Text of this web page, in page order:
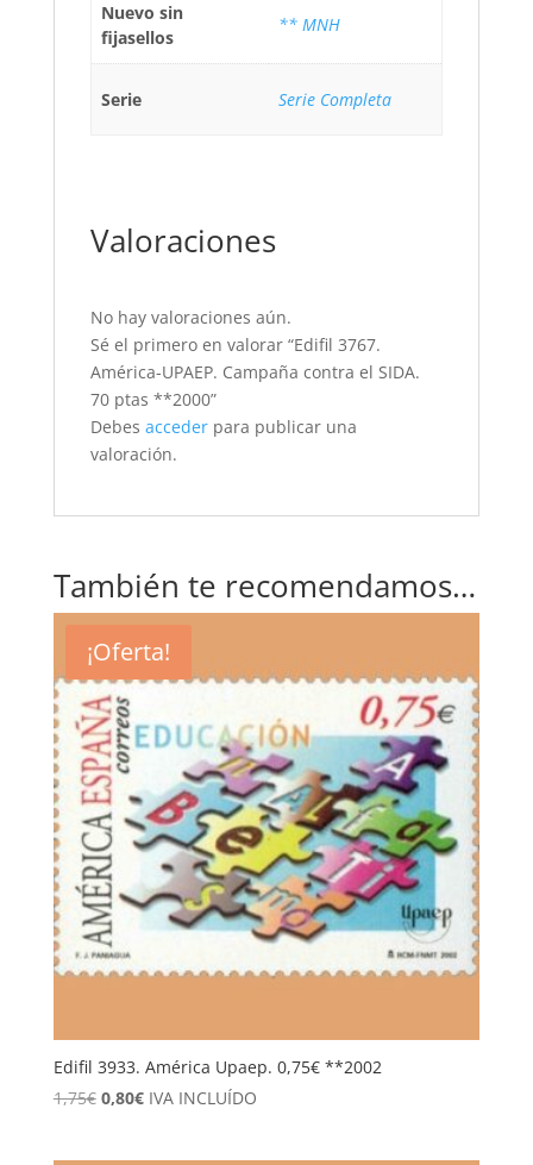
Nuevo sin
fijasellos
** MNH
Serie Serie Completa
Valoraciones
No hay valoraciones aún.
Sé el primero en valorar “Edifil 3767.
América-UPAEP. Campaña contra el SIDA.
70 ptas **2000”
Debes accederpara publicar una
valoración.
También te recomendamos…
¡Oferta!
Edifil 3933. América Upaep. 0,75€ **2002
1,75€ El
0,80€ElIVA INCLUÍDO